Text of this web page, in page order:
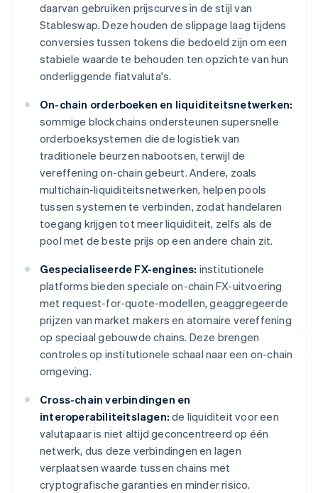
daarvan gebruiken prijscurves in de stijl van
Stableswap. Deze houden de slippage laag tijdens
conversies tussen tokens die bedoeld zijn om een
stabiele waarde te behouden ten opzichte van hun
onderliggende fiatvaluta's.
On-chain orderboeken en liquiditeitsnetwerken:
sommige blockchains ondersteunen supersnelle
orderboeksystemen die de logistiek van
traditionele beurzen nabootsen, terwijl de
vereffening on-chain gebeurt. Andere, zoals
multichain-liquiditeitsnetwerken, helpen pools
tussen systemen te verbinden, zodat handelaren
toegang krijgen tot meer liquiditeit, zelfs als de
pool met de beste prijs op een andere chain zit.
Gespecialiseerde FX-engines: institutionele
platforms bieden speciale on-chain FX-uitvoering
met request-for-quote-modellen, geaggregeerde
prijzen van market makers en atomaire vereffening
op speciaal gebouwde chains. Deze brengen
controles op institutionele schaal naar een on-chain
omgeving.
Cross-chain verbindingen en
interoperabiliteitslagen: de liquiditeit voor een
valutapaar is niet altijd geconcentreerd op één
netwerk, dus deze verbindingen en lagen
verplaatsen waarde tussen chains met
cryptografische garanties en minder risico.